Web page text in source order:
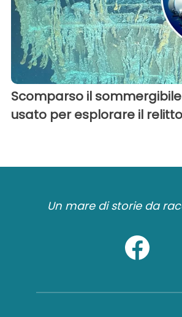
Scomparso il
usato per esplorare il
Un mare di storie da